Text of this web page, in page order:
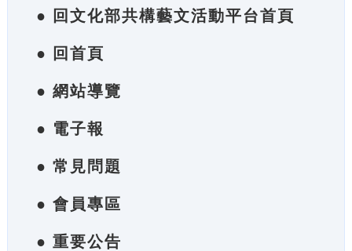
● 回文化部共構藝文活動平台首頁
● 回首頁
● 網站導覽
● 電子報
● 常見問題
● 會員專區
● 重要公告